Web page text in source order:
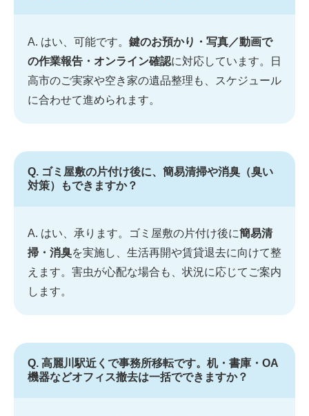
A. はい、可能です。 鍵のお預かり・写真／動画で
の作業報告・オンライン確認に対応しています。日
高市のご実家や空き家の遺品整理も、スケジュール
に合わせて進められます。
Q. ゴミ屋敷の片付け後に、簡易清掃や消臭（臭い
対策）もできますか？
A. はい、承ります。ゴミ屋敷の片付け後に簡易清
掃・消臭を実施し、生活再開や賃貸退去に向けて整
えます。害虫が心配な場合も、状況に応じてご案内
します。
Q. 高麗川駅近くで事務所移転です。机・書庫・OA
機器などオフィス撤去は一括でできますか？